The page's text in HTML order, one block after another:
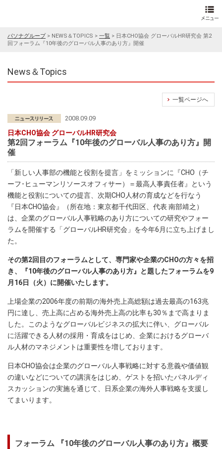
パソナグループ> NEWS＆TOPICS > 一覧 > 日本CHO協会 グローバルHR研究会 第2
回フォーラム『10年後のグローバル人事のあり方』開催
News＆Topics
一覧ページへ
2008.09.09
日本CHO協会 グローバルHR研究会
第2回フォーラム『10年後のグローバル人事のあり方』開
催
「新しい人事部の機能と役割を提言」をミッションに『CHO（チ
ーフ･ヒューマンリソースオフィサー）＝最高人事責任者』という
機能と役割についての提言、次期CHO人材の育成などを行なう
『日本CHO協会』（所在地：東京都千代田区、代表 南部靖之）
は、企業のグローバル人事戦略のあり方についての研究やフォー
ラムを開催する「グローバルHR研究会」を今年6月に立ち上げまし
た。
その第2回目のフォーラムとして、専門家や企業のCHOの方々を招
き、『10年後のグローバル人事のあり方』と題したフォーラムを9
月16日（火）に開催いたします。
上場企業の2006年度の前期の海外売上高総額は過去最高の163兆
円に達し、売上高に占める海外売上高の比率も30％まで高まりま
した。このようなグローバルビジネスの拡大に伴い、グローバル
に活躍できる人材の採用・育成をはじめ、企業におけるグローバ
ル人材のマネジメントは重要性を増しております。
日本CHO協会は企業のグローバル人事戦略に対する意義や価値観
の違いなどについての講演をはじめ、ゲストを招いたパネルディ
スカッションの実施を通じて、日系企業の海外人事戦略を支援し
てまいります。
フォーラム 『10年後のグローバル人事のあり方』概要